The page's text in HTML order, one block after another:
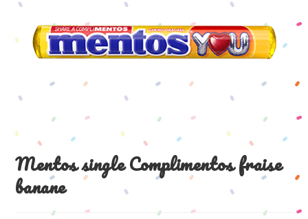
Mentos single Complimentos fraise
banane